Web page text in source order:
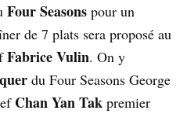
Four Seasons pour un
de 7 plats sera proposé au
Fabrice Vulin. On y
du Four Seasons George
Chan Yan Tak premier